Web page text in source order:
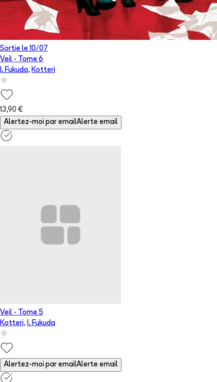
Sortie le 10/07
Veil - Tome 6
I. Fukuda, Kotteri
13,90 €
Alertez-moi par emailAlerte email
Veil - Tome 5
Kotteri, I. Fukuda
Alertez-moi par emailAlerte email